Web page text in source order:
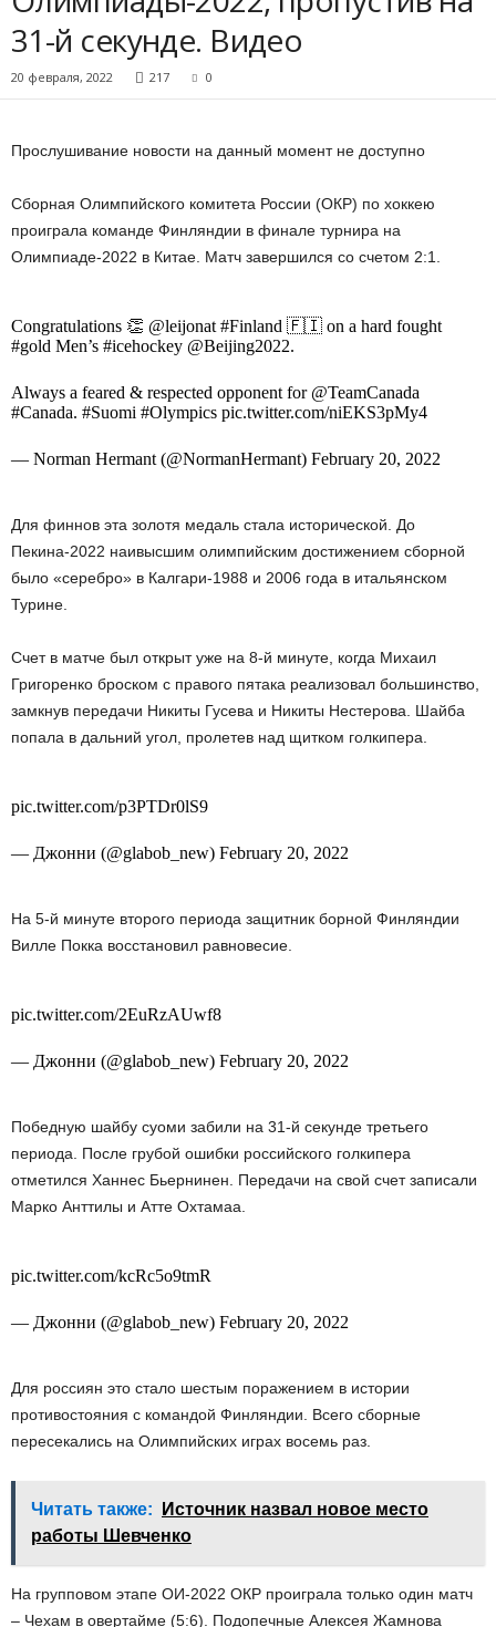
31-й секунде. Видео
20 февраля, 2022 217 0
Прослушивание новости на данный момент не доступно
Сборная Олимпийского комитета России (ОКР) по хоккею
проиграла команде Финляндии в финале турнира на
Олимпиаде-2022 в Китае. Матч завершился со счетом 2:1.
Congratulations 👏 @leijonat #Finland 🇫🇮 on a hard fought
#gold Men’s #icehockey @Beijing2022.
Always a feared & respected opponent for @TeamCanada
#Canada. #Suomi #Olympics pic.twitter.com/niEKS3pMy4
— Norman Hermant (@NormanHermant) February 20, 2022
Для финнов эта золотя медаль стала исторической. До
Пекина-2022 наивысшим олимпийским достижением сборной
было «серебро» в Калгари-1988 и 2006 года в итальянском
Турине.
Счет в матче был открыт уже на 8-й минуте, когда Михаил
Григоренко броском с правого пятака реализовал большинство,
замкнув передачи Никиты Гусева и Никиты Нестерова. Шайба
попала в дальний угол, пролетев над щитком голкипера.
pic.twitter.com/p3PTDr0lS9
— Джонни (@glabob_new) February 20, 2022
На 5-й минуте второго периода защитник борной Финляндии
Вилле Покка восстановил равновесие.
pic.twitter.com/2EuRzAUwf8
— Джонни (@glabob_new) February 20, 2022
Победную шайбу суоми забили на 31-й секунде третьего
периода. После грубой ошибки российского голкипера
отметился Ханнес Бьернинен. Передачи на свой счет записали
Марко Анттилы и Атте Охтамаа.
pic.twitter.com/kcRc5o9tmR
— Джонни (@glabob_new) February 20, 2022
Для россиян это стало шестым поражением в истории
противостояния с командой Финляндии. Всего сборные
пересекались на Олимпийских играх восемь раз.
Читать также:
Источник назвал новое место
работы Шевченко
На групповом этапе ОИ-2022 ОКР проиграла только один матч
– Чехам в овертайме (5:6). Подопечные Алексея Жамнова